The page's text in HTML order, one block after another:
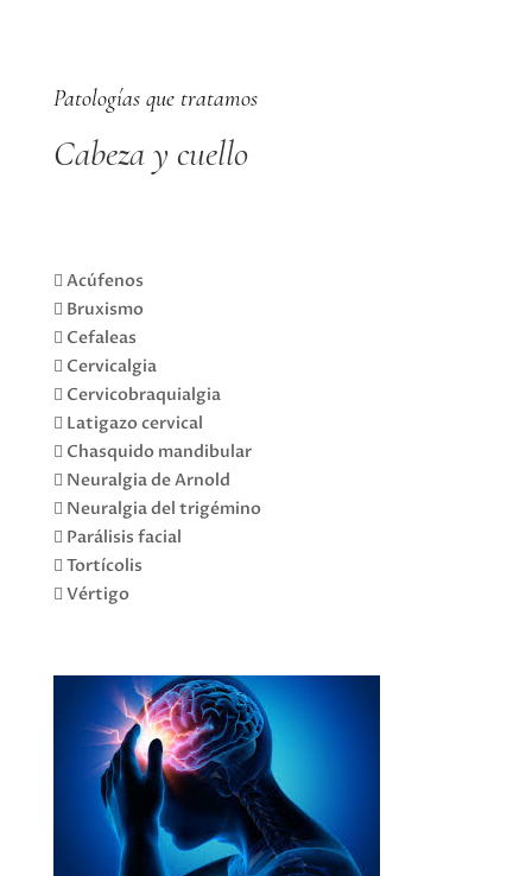
Patologías que tratamos
Cabeza y cuello
 Acúfenos
 Bruxismo
 Cefaleas
 Cervicalgia
 Cervicobraquialgia
 Latigazo cervical
 Chasquido mandibular
 Neuralgia de Arnold
 Neuralgia del trigémino
 Parálisis facial
 Tortícolis
 Vértigo